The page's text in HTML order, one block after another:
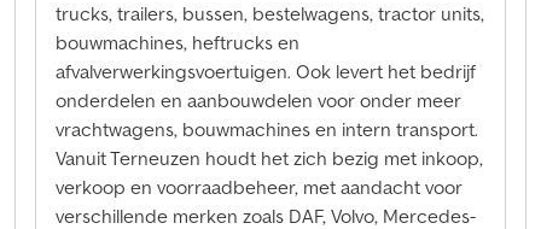
trucks, trailers, bussen, bestelwagens, tractor units,
bouwmachines, heftrucks en
afvalverwerkingsvoertuigen. Ook levert het bedrijf
onderdelen en aanbouwdelen voor onder meer
vrachtwagens, bouwmachines en intern transport.
Vanuit Terneuzen houdt het zich bezig met inkoop,
verkoop en voorraadbeheer, met aandacht voor
verschillende merken zoals DAF, Volvo, Mercedes-